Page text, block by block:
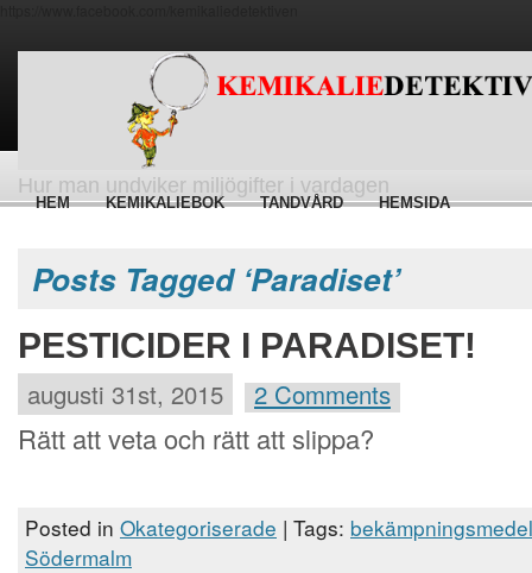
Hur man undviker miljögifter i vardagen
HEM KEMIKALIEBOK TANDVÅRD HEMSIDA
Posts Tagged ‘Paradiset’
PESTICIDER I PARADISET!
augusti 31st, 2015 2 Comments
Rätt att veta och rätt att slippa?
Posted in Okategoriserade | Tags: bekämpningsmedel
Södermalm